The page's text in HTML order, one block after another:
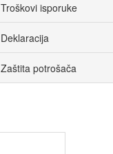
Troškovi isporuke
Deklaracija
Zaštita potrošača